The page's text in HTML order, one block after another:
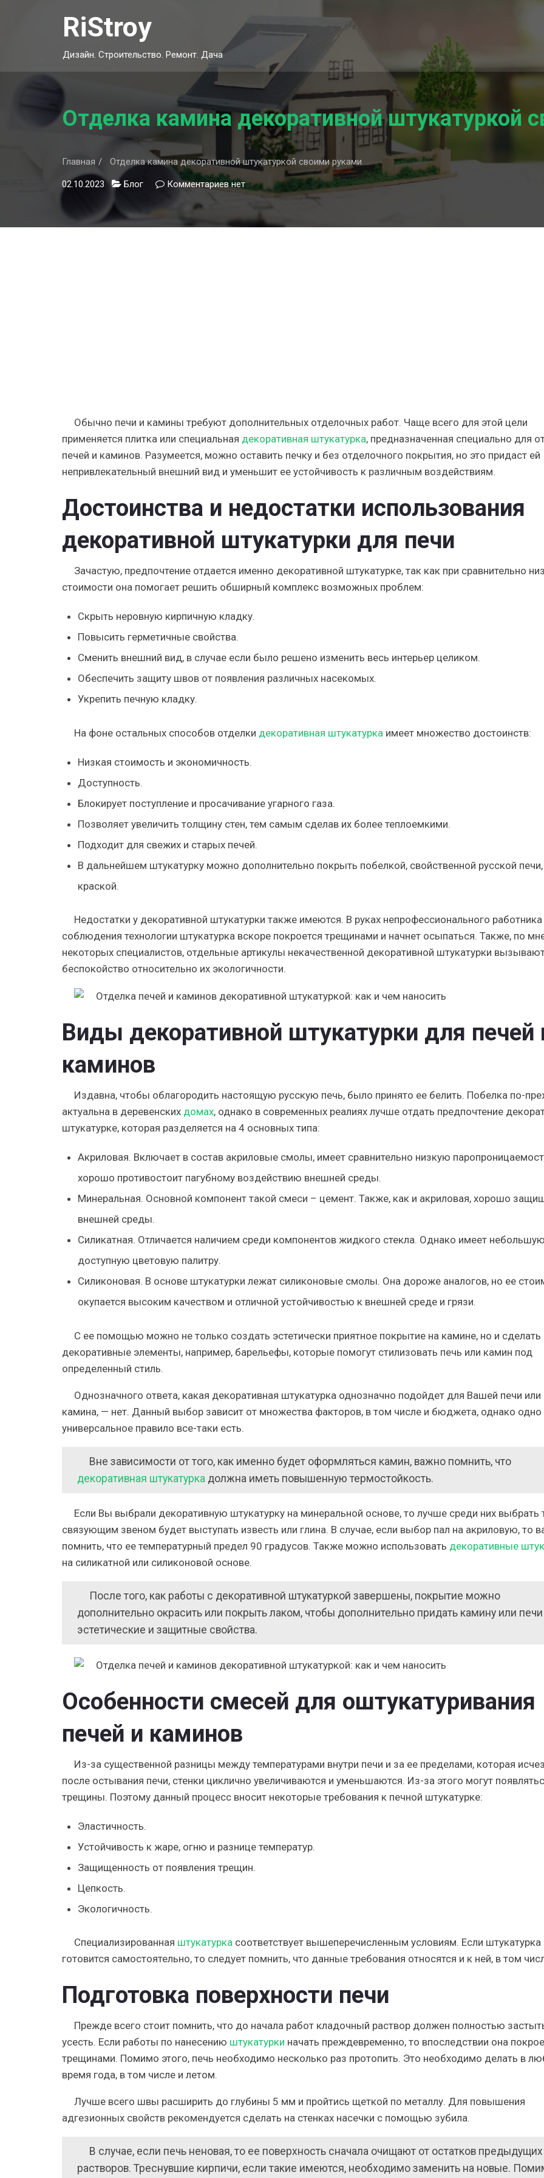
RiStroy
Дизайн. Строительство. Ремонт. Дача
Отделка камина декоративной штукатуркой
Главная Отделка камина декоративной штукатуркой своими руками
02.10.2023 Блог Комментариевк
камина
нет
Обычно печи и камины требуют дополнительных отделочных работ. Чаще всего для этой цели
применяется плитка или специальная декоративная штукатурка, предназначенная специально для
печей и каминов. Разумеется, можно оставить печку и без отделочного покрытия, но это придаст ей
непривлекательный внешний вид и уменьшит ее устойчивость к различным воздействиям.
Достоинства и недостатки использования
декоративной штукатурки для печи
Зачастую, предпочтение отдается именно декоративной штукатурке, так как при сравнительно
стоимости она помогает решить обширный комплекс возможных проблем:
Скрыть неровную кирпичную кладку.
Повысить герметичные свойства.
Сменить внешний вид, в случае если было решено изменить весь интерьер целиком.
Обеспечить защиту швов от появления различных насекомых.
Укрепить печную кладку.
На фоне остальных способов отделки декоративная штукатурка имеет множество достоинств:
Низкая стоимость и экономичность.
Доступность.
Блокирует поступление и просачивание угарного газа.
Позволяет увеличить толщину стен, тем самым сделав их более теплоемкими.
Подходит для свежих и старых печей.
В дальнейшем штукатурку можно дополнительно покрыть побелкой, свойственной русской печи,
краской.
Недостатки у декоративной штукатурки также имеются. В руках непрофессионального
соблюдения технологии штукатурка вскоре покроется трещинами и начнет осыпаться. Также, по
некоторых специалистов, отдельные артикулы некачественной декоративной штукатурки
беспокойство относительно их экологичности.
Виды декоративной штукатурки для печей
каминов
Издавна, чтобы облагородить настоящую русскую печь, было принято ее белить. Побелка по-
актуальна в деревенских домах, однако в современных реалиях лучше отдать предпочтение
штукатурке, которая разделяется на 4 основных типа:
Акриловая. Включает в состав акриловые смолы, имеет сравнительно низкую
хорошо противостоит пагубному воздействию внешней среды.
Минеральная. Основной компонент такой смеси – цемент. Также, как и акриловая, хорошо
внешней среды.
Силикатная. Отличается наличием среди компонентов жидкого стекла. Однако имеет
доступную цветовую палитру.
Силиконовая. В основе штукатурки лежат силиконовые смолы. Она дороже аналогов, но ее
окупается высоким качеством и отличной устойчивостью к внешней среде и грязи.
С ее помощью можно не только создать эстетически приятное покрытие на камине, но и сделать
декоративные элементы, например, барельефы, которые помогут стилизовать печь или камин под
определенный стиль.
Однозначного ответа, какая декоративная штукатурка однозначно подойдет для Вашей печи или
камина, — нет. Данный выбор зависит от множества факторов, в том числе и бюджета, однако одно
универсальное правило все-таки есть.
Вне зависимости от того, как именно будет оформляться камин, важно помнить, что
декоративная штукатурка должна иметь повышенную термостойкость.
Если Вы выбрали декоративную штукатурку на минеральной основе, то лучше среди них выбрать
связующим звеном будет выступать известь или глина. В случае, если выбор пал на акриловую, то
помнить, что ее температурный предел 90 градусов. Также можно использовать декоративные
на силикатной или силиконовой основе.
После того, как работы с декоративной штукатуркой завершены, покрытие можно
дополнительно окрасить или покрыть лаком, чтобы дополнительно придать камину или печи
эстетические и защитные свойства.
Особенности смесей для оштукатуривания
печей и каминов
Из-за существенной разницы между температурами внутри печи и за ее пределами, которая
после остывания печи, стенки циклично увеличиваются и уменьшаются. Из-за этого могут
трещины. Поэтому данный процесс вносит некоторые требования к печной штукатурке:
Эластичность.
Устойчивость к жаре, огню и разнице температур.
Защищенность от появления трещин.
Цепкость.
Экологичность.
Специализированная штукатурка соответствует вышеперечисленным условиям. Если штукатурка
готовится самостоятельно, то следует помнить, что данные требования относятся и к ней, в том
Подготовка поверхности печи
Прежде всего стоит помнить, что до начала работ кладочный раствор должен полностью
усесть. Если работы по нанесению штукатурки начать преждевременно, то впоследствии она
трещинами. Помимо этого, печь необходимо несколько раз протопить. Это необходимо делать в
время года, в том числе и летом.
Лучше всего швы расширить до глубины 5 мм и пройтись щеткой по металлу. Для повышения
адгезионных свойств рекомендуется сделать на стенках насечки с помощью зубила.
В случае, если печь неновая, то ее поверхность сначала очищают от остатков предыдущих
растворов. Треснувшие кирпичи, если такие имеются, необходимо заменить на новые.